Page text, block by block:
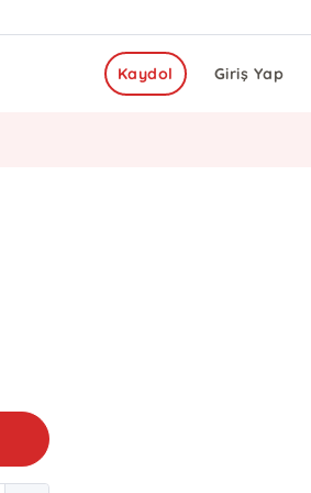
Giriş Yap
Kaydol